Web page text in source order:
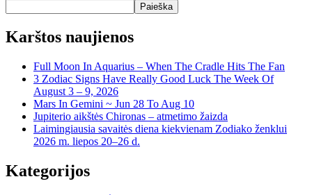
Paieška
Karštos naujienos
Full Moon In Aquarius – When The Cradle Hits The Fan
3 Zodiac Signs Have Really Good Luck The Week Of
August 3 – 9, 2026
Mars In Gemini ~ Jun 28 To Aug 10
Jupiterio aikštės Chironas – atmetimo žaizda
Laimingiausia savaitės diena kiekvienam Zodiako ženklui
2026 m. liepos 20–26 d.
Kategorijos